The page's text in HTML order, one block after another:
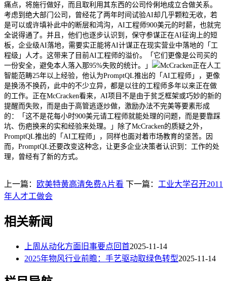
痛点，将施行做好，而且取利用其东西的公司伶俐地成立合做关系。
考虑到绝大部门公司，曾经花了两年时间试验AI却几乎颗粒无收，若
是可以或许填补此中的断层和鸿沟，AI工程师900美元的时薪，也就完
全说得通了。并且，他们也逐步认识到，保守参谋正在AI征询上的短
板，企业级AI落地，需要实正能将AI计谋正在现实营业中落地的「工
程级」人才。这带来了目前AI工程师的溢价。「它们更像是公司买的
一份安全，避免本人落入那95%失败的统计。」
McCracken正在人工
智能范畴25年以上经验，他认为PromptQL推出的「AI工程师」，更像
是换汤不换药，此中的不少立异，都是以往的工程师多年以来正在做
的工作。正在McCracken看来，AI项目不是由于贫乏框架或巧妙的新的
提醒而失败，而是由于高管逃逐炒做，激励办法不完美等要素形成
的：「这不是花每小时900美元请工程师就能处理的问题，而是要靠踩
坑、伤疤换来的实和经验来处理。」除了McCracken的质疑之外，
PromptQL推出的「AI工程师」，同样也面对着市场教育的坚苦。因
而，PromptQL还要改变这种念，让更多企业决策者认识到：工作的处
理，曾经有了新的方式。
上一篇： 欧美特黄高清免费A片看 下一篇： 工业大学召开2011
年人才工做会
相关新闻
上周从动化方面旧事要点回首2025-11-14
2025年物风行业前瞻：手艺驱动取绿色转型2025-11-14